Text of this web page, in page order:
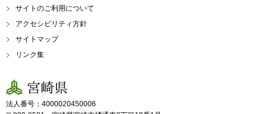
サイトのご利用について
アクセシビリティ方針
サイトマップ
リンク集
宮崎県
法人番号：4000020450006